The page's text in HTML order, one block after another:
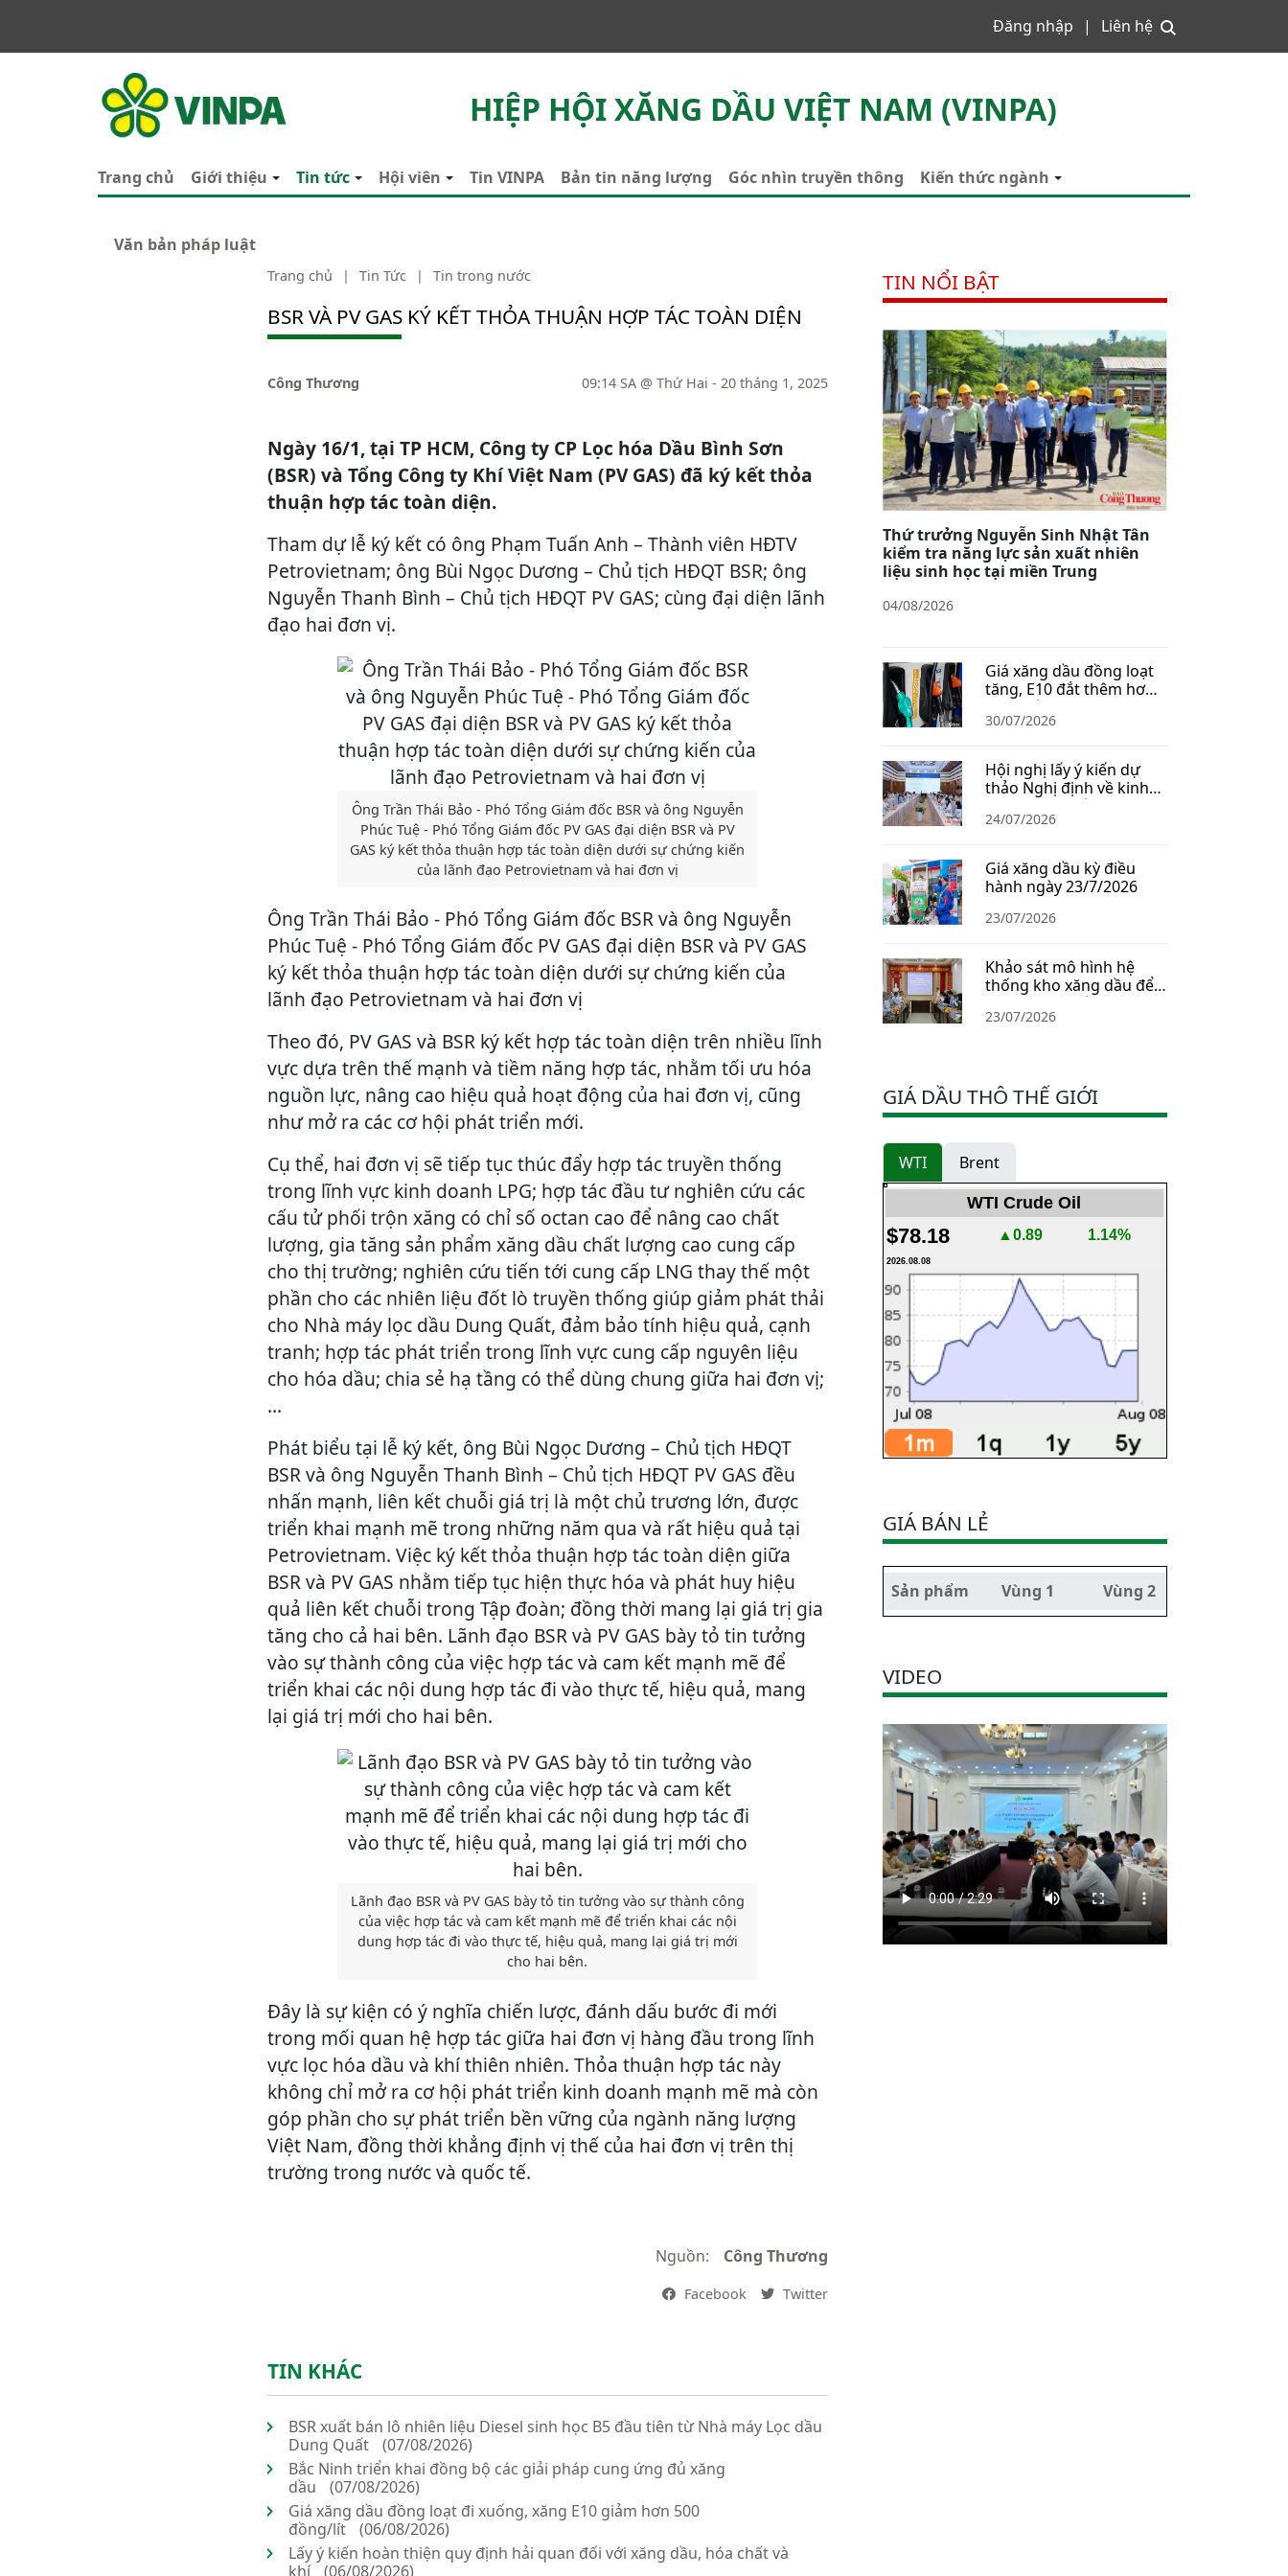
Đăng nhập Liên hệ
VINPA
HIỆP HỘI XĂNG DẦU VIỆT NAM (VINPA)
Trang chủ Giới thiệu Tin tức Hội viên Tin VINPA Bản tin năng lượng Góc nhìn truyền thông Kiến thức ngành
Văn bản pháp luật
Trang chủ | Tin Tức | Tin trong nước
BSR VÀ PV GAS KÝ KẾT THỎA THUẬN HỢP TÁC TOÀN DIỆN
Công Thương 09:14 SA @ Thứ Hai - 20 tháng 1, 2025
Ngày 16/1, tại TP HCM, Công ty CP Lọc hóa Dầu Bình Sơn
(BSR) và Tổng Công ty Khí Việt Nam (PV GAS) đã ký kết thỏa
thuận hợp tác toàn diện.
Tham dự lễ ký kết có ông Phạm Tuấn Anh – Thành viên HĐTV
Petrovietnam; ông Bùi Ngọc Dương – Chủ tịch HĐQT BSR; ông
Nguyễn Thanh Bình – Chủ tịch HĐQT PV GAS; cùng đại diện lãnh
đạo hai đơn vị.
Ông Trần Thái Bảo - Phó Tổng Giám đốc BSR và ông Nguyễn
Phúc Tuệ - Phó Tổng Giám đốc PV GAS đại diện BSR và PV
GAS ký kết thỏa thuận hợp tác toàn diện dưới sự chứng kiến
của lãnh đạo Petrovietnam và hai đơn vị
Ông Trần Thái Bảo - Phó Tổng Giám đốc BSR và ông Nguyễn
Phúc Tuệ - Phó Tổng Giám đốc PV GAS đại diện BSR và PV GAS
ký kết thỏa thuận hợp tác toàn diện dưới sự chứng kiến của
lãnh đạo Petrovietnam và hai đơn vị
Theo đó, PV GAS và BSR ký kết hợp tác toàn diện trên nhiều lĩnh
vực dựa trên thế mạnh và tiềm năng hợp tác, nhằm tối ưu hóa
nguồn lực, nâng cao hiệu quả hoạt động của hai đơn vị, cũng
như mở ra các cơ hội phát triển mới.
Cụ thể, hai đơn vị sẽ tiếp tục thúc đẩy hợp tác truyền thống
trong lĩnh vực kinh doanh LPG; hợp tác đầu tư nghiên cứu các
cấu tử phối trộn xăng có chỉ số octan cao để nâng cao chất
lượng, gia tăng sản phẩm xăng dầu chất lượng cao cung cấp
cho thị trường; nghiên cứu tiến tới cung cấp LNG thay thế một
phần cho các nhiên liệu đốt lò truyền thống giúp giảm phát thải
cho Nhà máy lọc dầu Dung Quất, đảm bảo tính hiệu quả, cạnh
tranh; hợp tác phát triển trong lĩnh vực cung cấp nguyên liệu
cho hóa dầu; chia sẻ hạ tầng có thể dùng chung giữa hai đơn vị;
…
Phát biểu tại lễ ký kết, ông Bùi Ngọc Dương – Chủ tịch HĐQT
BSR và ông Nguyễn Thanh Bình – Chủ tịch HĐQT PV GAS đều
nhấn mạnh, liên kết chuỗi giá trị là một chủ trương lớn, được
triển khai mạnh mẽ trong những năm qua và rất hiệu quả tại
Petrovietnam. Việc ký kết thỏa thuận hợp tác toàn diện giữa
BSR và PV GAS nhằm tiếp tục hiện thực hóa và phát huy hiệu
quả liên kết chuỗi trong Tập đoàn; đồng thời mang lại giá trị gia
tăng cho cả hai bên. Lãnh đạo BSR và PV GAS bày tỏ tin tưởng
vào sự thành công của việc hợp tác và cam kết mạnh mẽ để
triển khai các nội dung hợp tác đi vào thực tế, hiệu quả, mang
lại giá trị mới cho hai bên.
Lãnh đạo BSR và PV GAS bày tỏ tin tưởng vào sự thành công
của việc hợp tác và cam kết mạnh mẽ để triển khai các nội
dung hợp tác đi vào thực tế, hiệu quả, mang lại giá trị mới
cho hai bên.
Đây là sự kiện có ý nghĩa chiến lược, đánh dấu bước đi mới
trong mối quan hệ hợp tác giữa hai đơn vị hàng đầu trong lĩnh
vực lọc hóa dầu và khí thiên nhiên. Thỏa thuận hợp tác này
không chỉ mở ra cơ hội phát triển kinh doanh mạnh mẽ mà còn
góp phần cho sự phát triển bền vững của ngành năng lượng
Việt Nam, đồng thời khẳng định vị thế của hai đơn vị trên thị
trường trong nước và quốc tế.
Nguồn: Công Thương
Facebook Twitter
TIN KHÁC
BSR xuất bán lô nhiên liệu Diesel sinh học B5 đầu tiên từ Nhà máy Lọc dầu
Dung Quất
(07/08/2026)
Bắc Ninh triển khai đồng bộ các giải pháp cung ứng đủ xăng
dầu
(07/08/2026)
Giá xăng dầu đồng loạt đi xuống, xăng E10 giảm hơn 500
đồng/lít
(06/08/2026)
Lấy ý kiến hoàn thiện quy định hải quan đối với xăng dầu, hóa chất và
khí
(06/08/2026)
TIN NỔI BẬT
Thứ trưởng Nguyễn Sinh Nhật Tân
kiểm tra năng lực sản xuất nhiên
liệu sinh học tại miền Trung
04/08/2026
Giá xăng dầu đồng loạt
tăng, E10 đắt thêm hơn
1.400 đồng/lít
30/07/2026
Hội nghị lấy ý kiến dự
thảo Nghị định về kinh
doanh xăng dầu
24/07/2026
Giá xăng dầu kỳ điều
hành ngày 23/7/2026
23/07/2026
Khảo sát mô hình hệ
thống kho xăng dầu để
xây dựng Chiến lược dự
trữ năng lượng quốc gia
23/07/2026
GIÁ DẦU THÔ THẾ GIỚI
WTI Brent
WTI Crude Oil
$78.18 ▲0.89 1.14%
2026.08.08
GIÁ BÁN LẺ
Sản phẩm Vùng 1 Vùng 2
VIDEO